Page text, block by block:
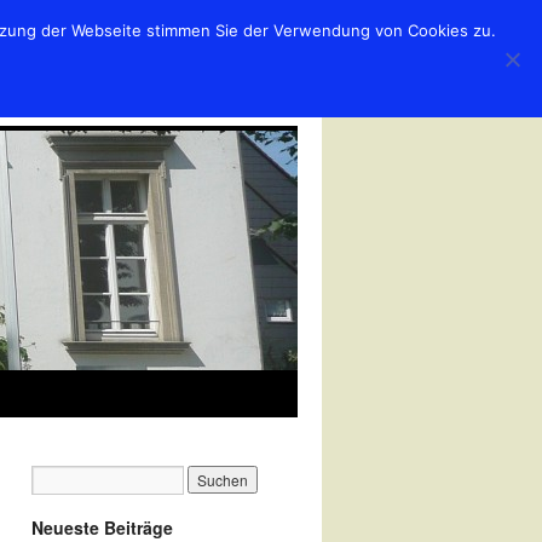
Neueste Beiträge
der Webseite stimmen Sie der Verwendung von Cookies zu.